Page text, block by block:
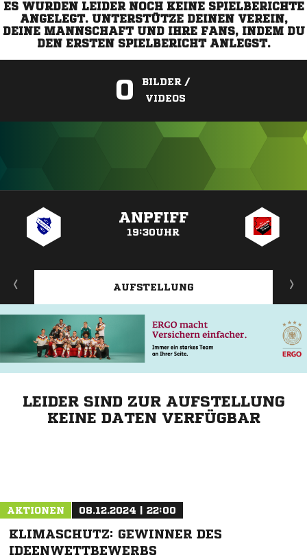
ES WURDEN LEIDER NOCH KEINE SPIELBERICHTE
ANGELEGT. UNTERSTÜTZE DEINEN VEREIN,
DEINE MANNSCHAFT UND IHRE FANS, INDEM DU
DEN ERSTEN SPIELBERICHT ANLEGST.
0
BILDER /
VIDEOS
ANPFIFF
19:30UHR
AUFSTELLUNG
LEIDER SIND ZUR AUFSTELLUNG
KEINE DATEN VERFÜGBAR
AKTIONEN 08.12.2024 | 22:00
KLIMASCHUTZ: GEWINNER DES
IDEENWETTBEWERBS